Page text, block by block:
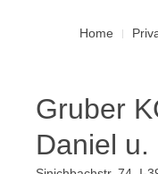
Home
Gruber
Daniel u.